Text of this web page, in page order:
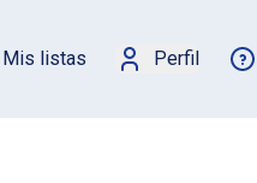
Mis listas Perfil